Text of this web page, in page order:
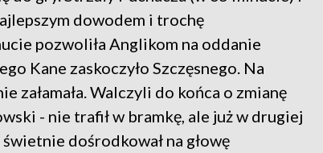
dowodem i trochę
pozwoliła Anglikom na oddanie
Kane zaskoczyło Szczęsnego. Na
załamała. Walczyli do końca o zmianę
- nie trafił w bramkę, ale już w drugiej
dośrodkował na głowę